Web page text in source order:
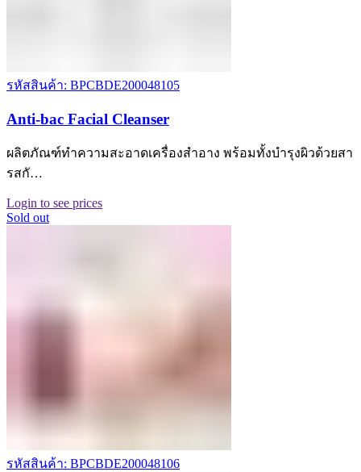
รหัสสินค้า: BPCBDE200048105
Anti-bac Facial Cleanser
ผลิตภัณฑ์ทำความสะอาดเครื่องสำอาง พร้อมทั้งบำรุงผิวด้วยสา
รสกั…
Login to see prices
Sold out
รหัสสินค้า: BPCBDE200048106